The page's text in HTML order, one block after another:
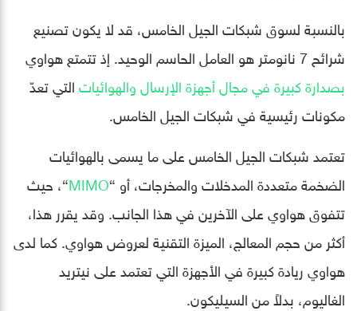
بالنسبة لسوق شبكات الجيل الخامس، قد لا يكون تصنيع
شرائح 7 نانومتر هو العامل الحاسم الوحيد. إذ تتمتع هواوي
بصدارة كبيرة في مجال أجهزة الإرسال والهوائياتالتي تعدّ
مكونات رئيسية في شبكات الجيل الخامس.
تعتمد شبكات الجيل الخامس على ما يسمى بالهوائيات
الضخمة متعددة المدخلات والمخرجات، أو “MIMO“، حيث
تتفوق هواوي على الآخرين في هذا الجانب. وقد يقرر هذا،
أكثر من حجم المعالج، الميزة التقنية لعروض هواوي. كما لدى
هواوي ريادة كبيرة في الأجهزة التي تعتمد على نيتريد
الغاليوم، بدلاً من السيليكون.